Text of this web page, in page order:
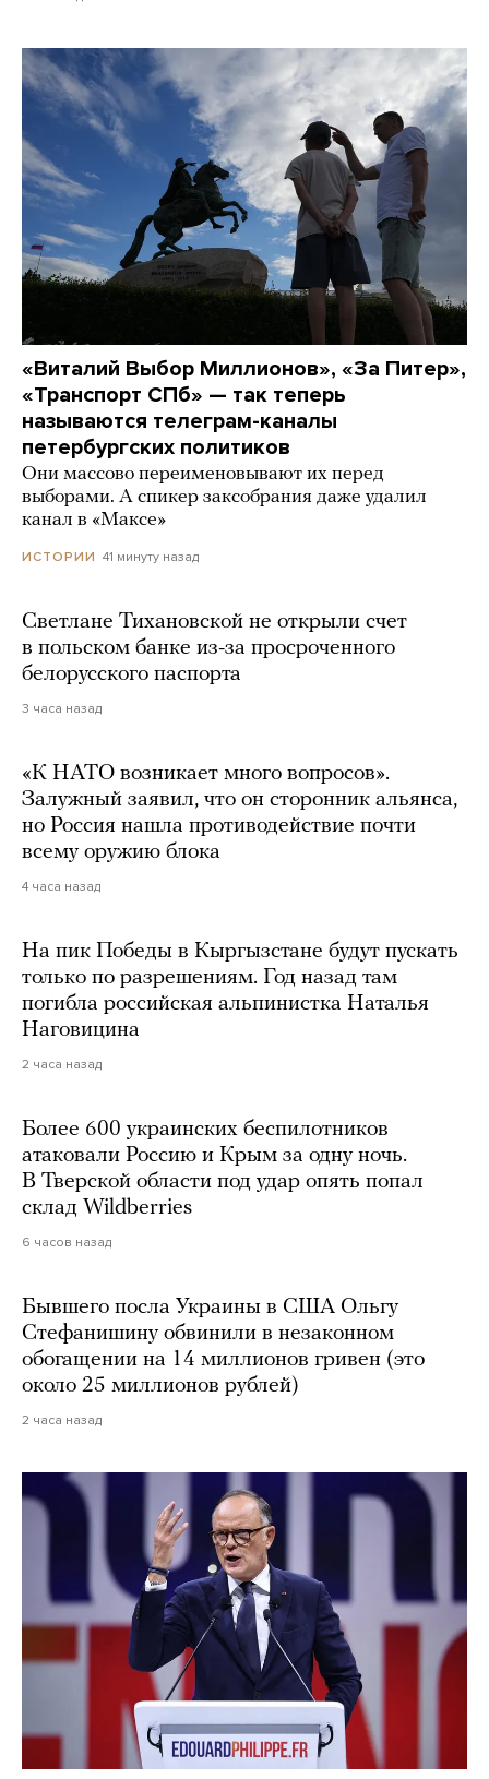
«Виталий Выбор Миллионов», «За Питер»,
«Транспорт СПб» — так теперь
называются телеграм-каналы
петербургских политиков
Они массово переименовывают их перед
выборами. А спикер заксобрания даже удалил
канал в «Максе»
ИСТОРИИ 41 минуту назад
Светлане Тихановской не открыли счет
в польском банке из-за просроченного
белорусского паспорта
3 часа назад
«К НАТО возникает много вопросов».
Залужный заявил, что он сторонник альянса,
но Россия нашла противодействие почти
всему оружию блока
4 часа назад
На пик Победы в Кыргызстане будут пускать
только по разрешениям. Год назад там
погибла российская альпинистка Наталья
Наговицина
2 часа назад
Более 600 украинских беспилотников
атаковали Россию и Крым за одну ночь.
В Тверской области под удар опять попал
склад Wildberries
6 часов назад
Бывшего посла Украины в США Ольгу
Стефанишину обвинили в незаконном
обогащении на 14 миллионов гривен (это
около 25 миллионов рублей)
2 часа назад